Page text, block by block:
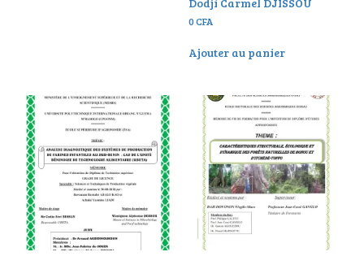
0CFA
Ajouter au panier